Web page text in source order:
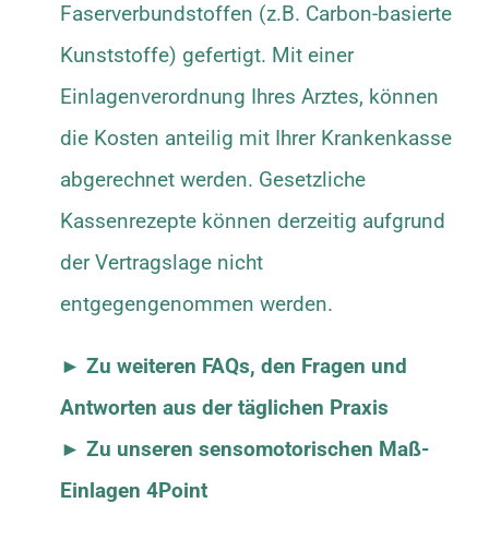
Faserverbundstoffen (z.B. Carbon-basierte
Kunststoffe) gefertigt. Mit einer
Einlagenverordnung Ihres Arztes, können
die Kosten anteilig mit Ihrer Krankenkasse
abgerechnet werden. Gesetzliche
Kassenrezepte können derzeitig aufgrund
der Vertragslage nicht
entgegengenommen werden.
► Zu weiteren FAQs, den Fragen und
Antworten aus der täglichen Praxis
► Zu unseren sensomotorischen Maß-
Einlagen 4Point